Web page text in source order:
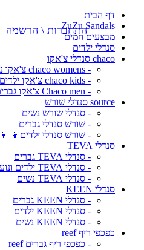
דף הבית
ZuZu Sandals
מבצעים חמים
סנדלי ילדים
chaco סנדלי צ'אקו
- chaco womens צ'אקו נשים
- chaco kids צ'אקו ילדים 👧 👦
- Chaco men צ'אקו גברים
source סנדלי שורש
- סנדלי שורש נשים
- שורש סנדלי גברים
- שורש סנדלי ילדים👧 👦
סנדלי TEVA
- סנדלי TEVA גברים
- סנדלי TEVA ילדים ונוער
- סנדלי TEVA נשים
סנדלי KEEN
- סנדלי KEEN גברים
- סנדלי KEEN ילדים
- סנדלי KEEN נשים
כפכפי ריף reef
- כפכפי ריף גברים reef
התחברות \ הרשמה